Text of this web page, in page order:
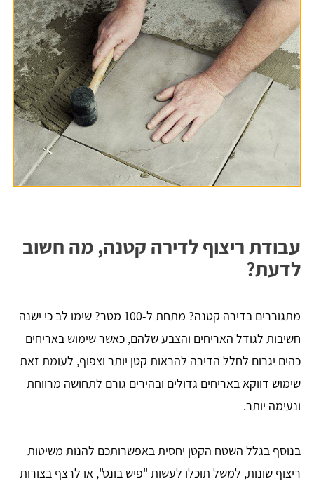
עבודת ריצוף לדירה קטנה, מה חשוב
לדעת?
מתגוררים בדירה קטנה? מתחת ל-100 מטר? שימו לב כי ישנה
חשיבות לגודל האריחים והצבע שלהם, כאשר שימוש באריחים
כהים יגרום לחלל הדירה להראות קטן יותר וצפוף, לעומת זאת
שימוש דווקא באריחים גדולים ובהירים גורם לתחושה מרווחת
ונעימה יותר.
בנוסף בגלל השטח הקטן יחסית באפשרותכם להנות משיטות
ריצוף שונות, למשל תוכלו לעשות "פיש בונס", או לרצף בצורות